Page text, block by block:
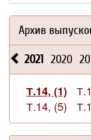
Архив
2021 2020
Т.14, (1)
Т.14, (5)